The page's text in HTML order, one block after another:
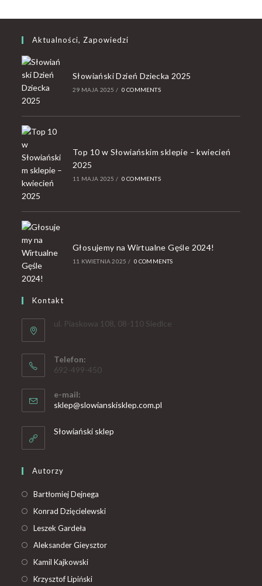
Aktualności, Zapowiedzi
Słowiański Dzień Dziecka 2025
29 MAJA 2025 / 0 COMMENTS
Top 10 w Słowiańskim sklepie – kwiecień
2025
11 MAJA 2025 / 0 COMMENTS
Głosujemy na Wirtualne Gęśle 2024!
11 KWIETNIA 2025 / 0 COMMENTS
Kontakt
ul. Piaskowa 108, 08-110 Siedlce
Telefon:
692-499-450
e-mail:
sklep@slowianskisklep.com.pl
Słowiański sklep
Autorzy
Bartłomiej Dejnega
Konrad Dzięcielewski
Leszek Gardeła
Aleksander Gieysztor
Kamil Kajkowski
Krzysztof Lipiński